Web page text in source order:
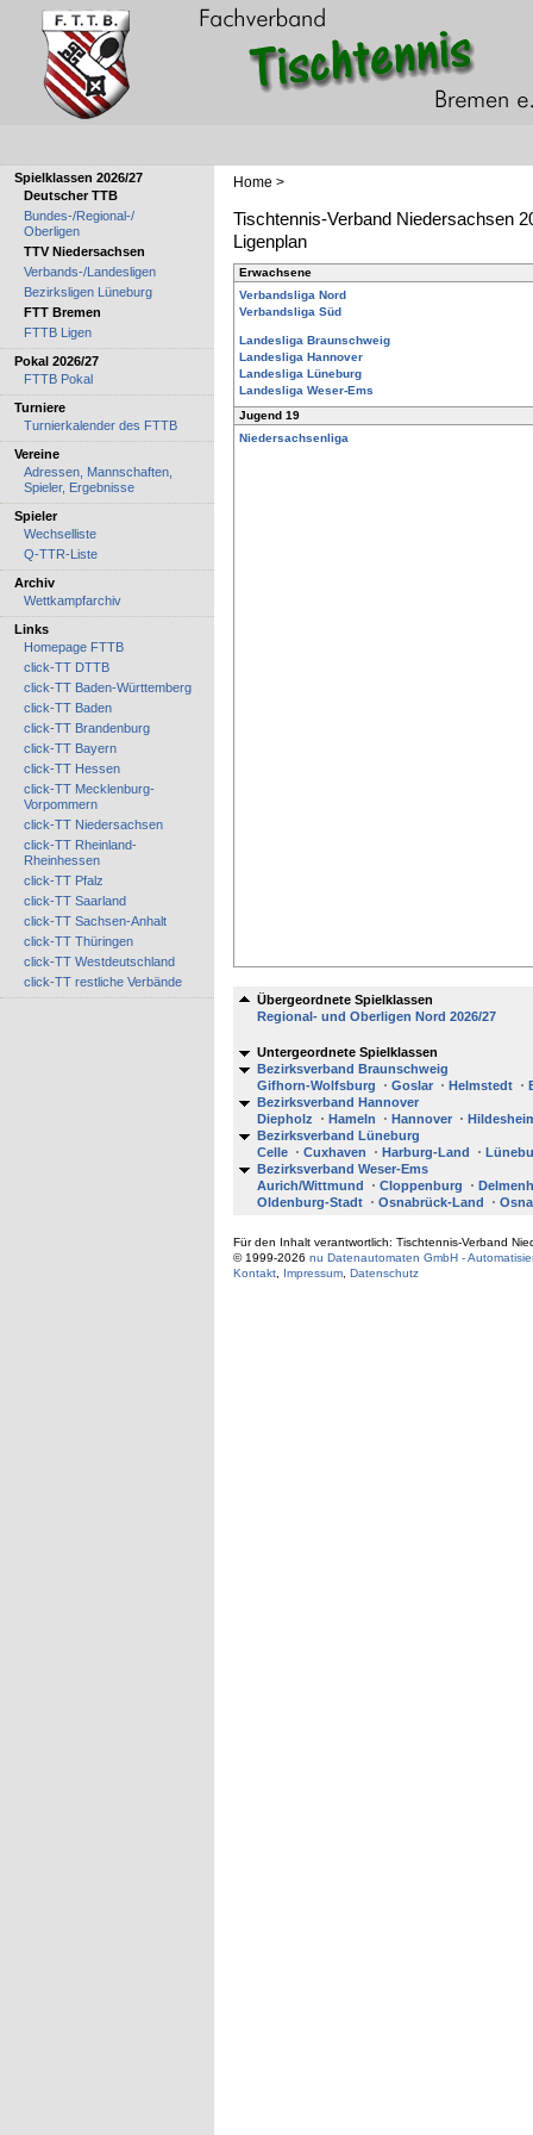
Home >
Spielklassen 2026/27
Deutscher TTB
Bundes-/Regional-/
Oberligen
TTV Niedersachsen
Verbands-/Landesligen
Bezirksligen Lüneburg
FTT Bremen
FTTB Ligen
Pokal 2026/27
FTTB Pokal
Turniere
Turnierkalender des FTTB
Vereine
Adressen, Mannschaften,
Spieler, Ergebnisse
Spieler
Wechselliste
Q-TTR-Liste
Archiv
Wettkampfarchiv
Links
Homepage FTTB
click-TT DTTB
click-TT Baden-Württemberg
click-TT Baden
click-TT Brandenburg
click-TT Bayern
click-TT Hessen
click-TT Mecklenburg-
Vorpommern
click-TT Niedersachsen
click-TT Rheinland-
Rheinhessen
click-TT Pfalz
click-TT Saarland
click-TT Sachsen-Anhalt
click-TT Thüringen
click-TT Westdeutschland
click-TT restliche Verbände
Tischtennis-Verband Niedersachsen
Ligenplan
Erwachsene
Verbandsliga Nord
Verbandsliga Süd
Landesliga Braunschweig
Landesliga Hannover
Landesliga Lüneburg
Landesliga Weser-Ems
Jugend 19
Niedersachsenliga
Übergeordnete Spielklassen
Regional- und Oberligen Nord 2026/27
Untergeordnete Spielklassen
Bezirksverband Braunschweig
Gifhorn-Wolfsburg
Goslar Helmstedt
Bezirksverband Hannover
Diepholz
Hameln Hannover
Bezirksverband Lüneburg
Celle
Cuxhaven Harburg-Land
Bezirksverband Weser-Ems
Aurich/Wittmund
Cloppenburg
Oldenburg-Stadt
Osnabrück-Land
Für den Inhalt verantwortlich: Tischtennis-Verband
© 1999-2026 nu Datenautomaten GmbH -
Kontakt
Impressum Datenschutz